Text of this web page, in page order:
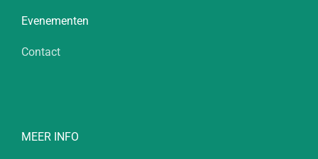
Evenementen
Contact
MEER INFO